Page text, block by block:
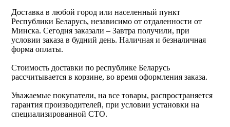
Доставка в любой город или населенный пункт
Республики Беларусь, независимо от отдаленности от
Минска. Сегодня заказали – Завтра получили, при
условии заказа в будний день. Наличная и безналичная
форма оплаты.
Стоимость доставки по республике Беларусь
рассчитывается в корзине, во время оформления заказа.
Уважаемые покупатели, на все товары, распространяется
гарантия производителей, при условии установки на
специализированной СТО.